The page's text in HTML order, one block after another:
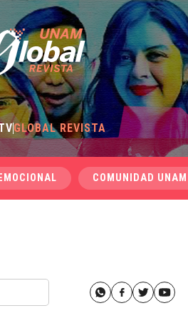
GLOBAL REVISTA
COMUNIDAD UNAM